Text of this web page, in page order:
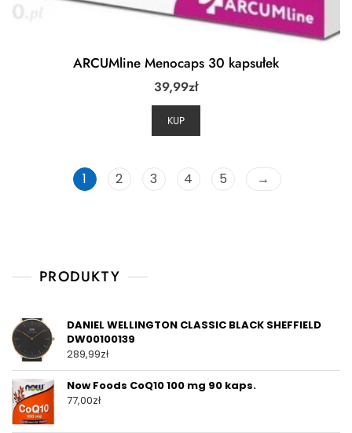
ARCUMline Menocaps 30 kapsułek
39,99zł
KUP
1 2 3 4 5 →
PRODUKTY
DANIEL WELLINGTON CLASSIC BLACK SHEFFIELD
DW00100139
289,99zł
Now Foods CoQ10 100 mg 90 kaps.
77,00zł